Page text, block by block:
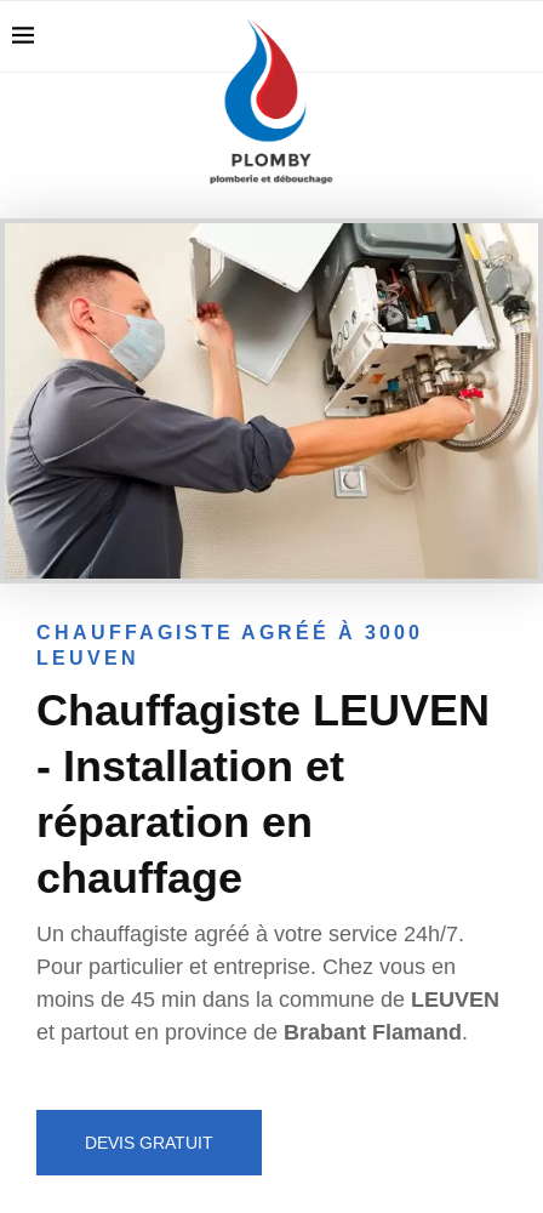
CHAUFFAGISTE AGRÉÉ À 3000
LEUVEN
Chauffagiste LEUVEN
- Installation et
réparation en
chauffage
Un chauffagiste agréé à votre service 24h/7.
Pour particulier et entreprise. Chez vous en
moins de 45 min dans la commune de LEUVEN
et partout en province de Brabant Flamand .
DEVIS GRATUIT